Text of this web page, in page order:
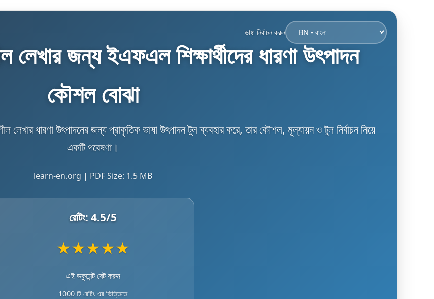
ভাষা নির্বাচন করুন
জন্য ইএফএল শিক্ষার্থীদের ধারণা উৎপাদন
কৌশল বোঝা
লেখার ধারণা উৎপাদনের জন্য প্রাকৃতিক ভাষা উৎপাদন টুল ব্যবহার করে, তার কৌশল, মূল্যায়ন ও টুল নির্বাচন নিয়ে
একটি গবেষণা।
learn-en.org | PDF Size: 1.5 MB
রেটিং: 4.5/5
★★★★★
এই ডকুমেন্ট রেট করুন
1000 টি রেটিং এর ভিত্তিতে